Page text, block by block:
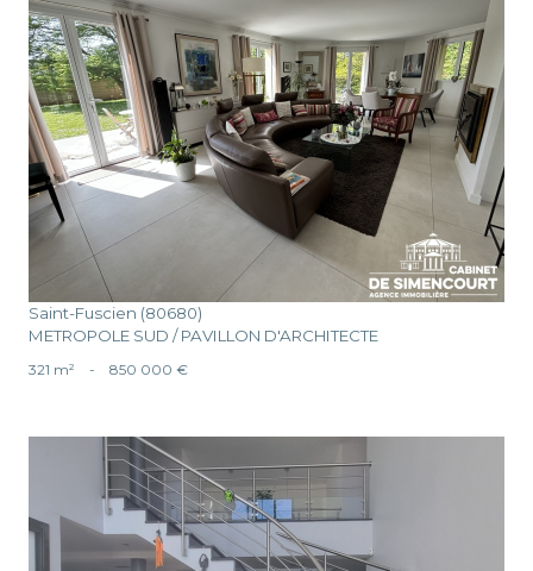
voir le bien
Saint-Fuscien (80680)
METROPOLE SUD / PAVILLON D'ARCHITECTE
321 m² - 850 000 €